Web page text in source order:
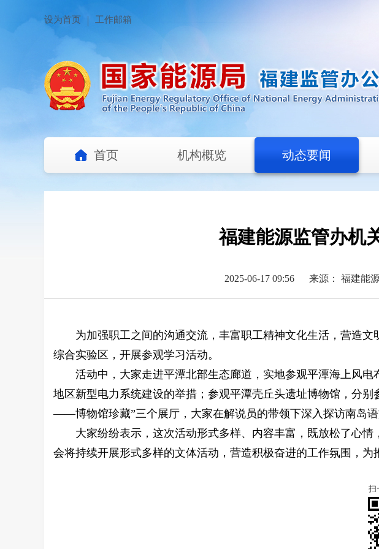
设为首页 工作邮箱
首页 机构概览 动态要闻
福建能源监管办机
2025-06-17 09:56 来源： 福建能
为加强职工之间的沟通交流，丰富职工精神文化生活，营造
综合实验区，开展参观学习 活动。
活动中，大家走进平潭北部生态廊道，实地参观平潭海上风
地区新型电力系统建设的举措；参观平潭壳丘头遗址博物馆，分
——博物馆珍藏”三个展厅，大家在解说员的带领下深入探访南岛语
大家纷纷表示，这次活动形式多样、内容丰富，既放松了心
会将持续开展形式多样的文体活动，营造积极奋进的工作氛围，为
扫